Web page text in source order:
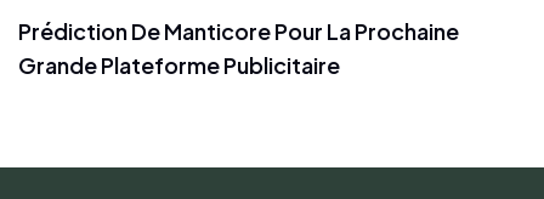
Prédiction De Manticore Pour La Prochaine
Grande Plateforme Publicitaire